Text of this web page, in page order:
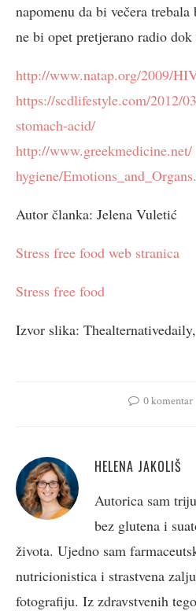
napomenu da bi večera
ne bi opet pretjerano radio dok
http://www.natap.org/2009/
https://scdlifestyle.com/2012/
stomach-acid/
http://www.greekmedicine.net/
hygiene/Emotions_and_Organs.
Autor članka: Jelena Vuletić
Stress free food web stranica
Stress free food
Izvor slika:
0 komentar
HELENA JAKOLIŠ
Autorica sam
bez glutena i
života. Ujedno sam
nutricionistica i strastvena
fotografiju. Iz zdravstvenih